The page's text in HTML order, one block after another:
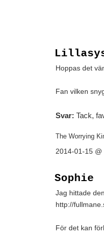
Hoppas det
Fan vilken
Svar: Tack,
The Worrying
2014-01-15 @
Sophie
Jag hittade
http://
För det kan